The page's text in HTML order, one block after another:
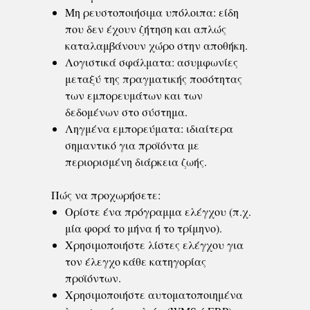
Μη ρευστοποιήσιμα υπόλοιπα: είδη
που δεν έχουν ζήτηση και απλώς
καταλαμβάνουν χώρο στην αποθήκη.
Λογιστικά σφάλματα: ασυμφωνίες
μεταξύ της πραγματικής ποσότητας
των εμπορευμάτων και των
δεδομένων στο σύστημα.
Ληγμένα εμπορεύματα: ιδιαίτερα
σημαντικό για προϊόντα με
περιορισμένη διάρκεια ζωής.
Πώς να προχωρήσετε:
Ορίστε ένα πρόγραμμα ελέγχου (π.χ.
μία φορά το μήνα ή το τρίμηνο).
Χρησιμοποιήστε λίστες ελέγχου για
τον έλεγχο κάθε κατηγορίας
προϊόντων.
Χρησιμοποιήστε αυτοματοποιημένα